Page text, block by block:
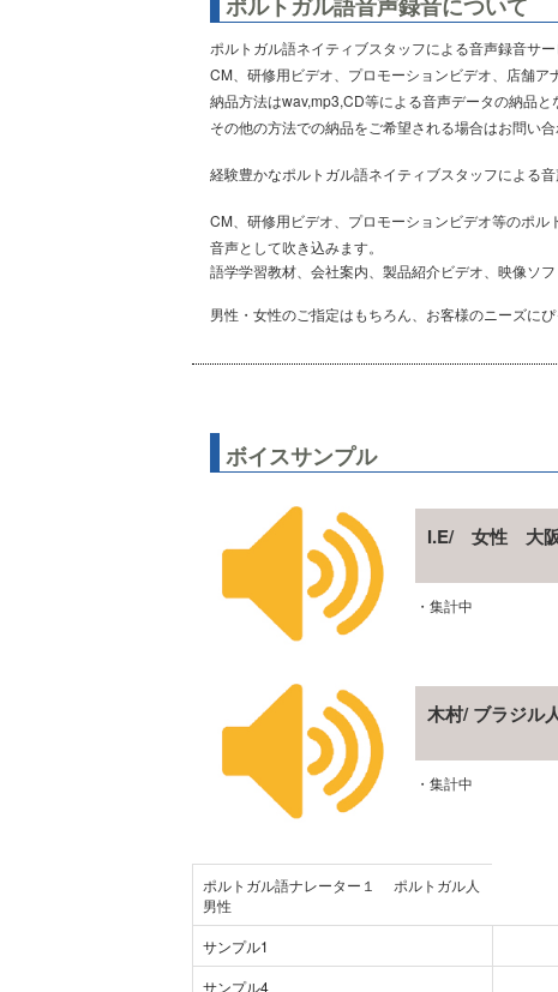
ポルトガル語ネイティブスタッフによる音声録音サー
CM、研修用ビデオ、プロモーションビデオ、店舗ア
納品方法はwav,mp3,CD等による音声データの納品と
その他の方法での納品をご希望される場合はお問い合
経験豊かなポルトガル語ネイティブスタッフによる
CM、研修用ビデオ、プロモーションビデオ等のポル
音声として吹き込みます。
語学学習教材、会社案内、製品紹介ビデオ、映像ソ
男性・女性のご指定はもちろん、お客様のニーズに
ボイスサンプル
I.E/ 女性 大
・集計中
木村/ ブラジ
・集計中
ポルトガル語ナレーター１ ポルトガル人
男性
サンプル1
サンプル4